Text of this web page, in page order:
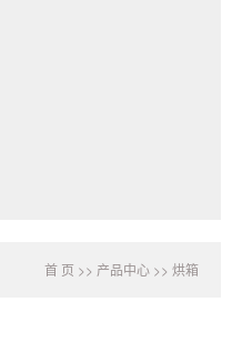
首 页 >> 产品中心 >> 烘箱